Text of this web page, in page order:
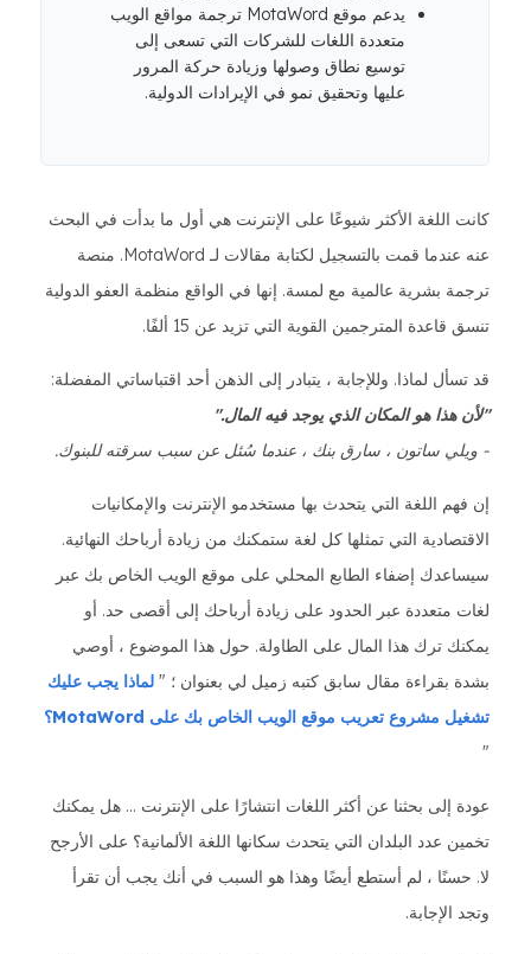
يدعم موقع MotaWord ترجمة مواقع الويب
متعددة اللغات للشركات التي تسعى إلى
توسيع نطاق وصولها وزيادة حركة المرور
عليها وتحقيق نمو في الإيرادات الدولية.
كانت اللغة الأكثر شيوعًا على الإنترنت هي أول ما بدأت في البحث
عنه عندما قمت بالتسجيل لكتابة مقالات لـ MotaWord. منصة
ترجمة بشرية عالمية مع لمسة. إنها في الواقع منظمة العفو الدولية
تنسق قاعدة المترجمين القوية التي تزيد عن 15 ألفًا.
قد تسأل لماذا. وللإجابة ، يتبادر إلى الذهن أحد اقتباساتي المفضلة:
"لأن هذا هو المكان الذي يوجد فيه المال."
- ويلي ساتون ، سارق بنك ، عندما سُئل عن سبب سرقته للبنوك.
إن فهم اللغة التي يتحدث بها مستخدمو الإنترنت والإمكانيات
الاقتصادية التي تمثلها كل لغة ستمكنك من زيادة أرباحك النهائية.
سيساعدك إضفاء الطابع المحلي على موقع الويب الخاص بك عبر
لغات متعددة عبر الحدود على زيادة أرباحك إلى أقصى حد. أو
يمكنك ترك هذا المال على الطاولة. حول هذا الموضوع ، أوصي
بشدة بقراءة مقال سابق كتبه زميل لي بعنوان ؛ "لماذا يجب عليك
تشغيل مشروع تعريب موقع الويب الخاص بك على MotaWord؟
"
عودة إلى بحثنا عن أكثر اللغات انتشارًا على الإنترنت ... هل يمكنك
تخمين عدد البلدان التي يتحدث سكانها اللغة الألمانية؟ على الأرجح
لا. حسنًا ، لم أستطع أيضًا وهذا هو السبب في أنك يجب أن تقرأ
وتجد الإجابة.